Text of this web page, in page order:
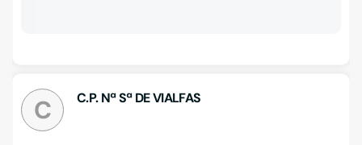
C C.P. Nª Sª DE VIALFAS